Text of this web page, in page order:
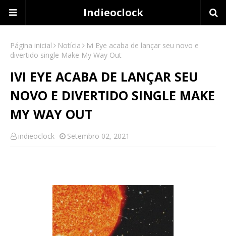
Indieoclock
Página inicial Notícia
Ivi Eye acaba de lançar seu novo e
divertido single Make My Way Out
IVI EYE ACABA DE LANÇAR SEU
NOVO E DIVERTIDO SINGLE MAKE
MY WAY OUT
indieoclock Setembro 02, 2021